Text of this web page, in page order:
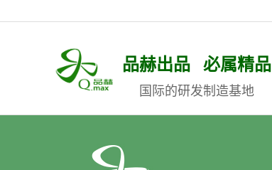
品赫出品 必属精品
国际的研发制造基地